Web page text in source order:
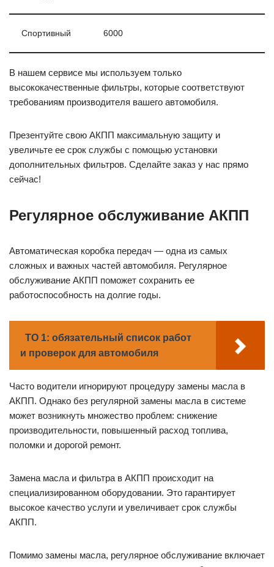
Спортивный 6000
В нашем сервисе мы используем только
высококачественные фильтры, которые соответствуют
требованиям производителя вашего автомобиля.
Презентуйте свою АКПП максимальную защиту и
увеличьте ее срок службы с помощью установки
дополнительных фильтров. Сделайте заказ у нас прямо
сейчас!
Регулярное обслуживание АКПП
Автоматическая коробка передач — одна из самых
сложных и важных частей автомобиля. Регулярное
обслуживание АКПП поможет сохранить ее
работоспособность на долгие годы.
ТО 1: обязательный список работ
и проверок для автомобиля
Часто водители игнорируют процедуру замены масла в
АКПП. Однако без регулярной замены масла в системе
может возникнуть множество проблем: снижение
производительности, повышенный расход топлива,
поломки и дорогой ремонт.
Замена масла и фильтра в АКПП происходит на
специализированном оборудовании. Это гарантирует
высокое качество услуги и увеличивает срок службы
АКПП.
Помимо замены масла, регулярное обслуживание включает